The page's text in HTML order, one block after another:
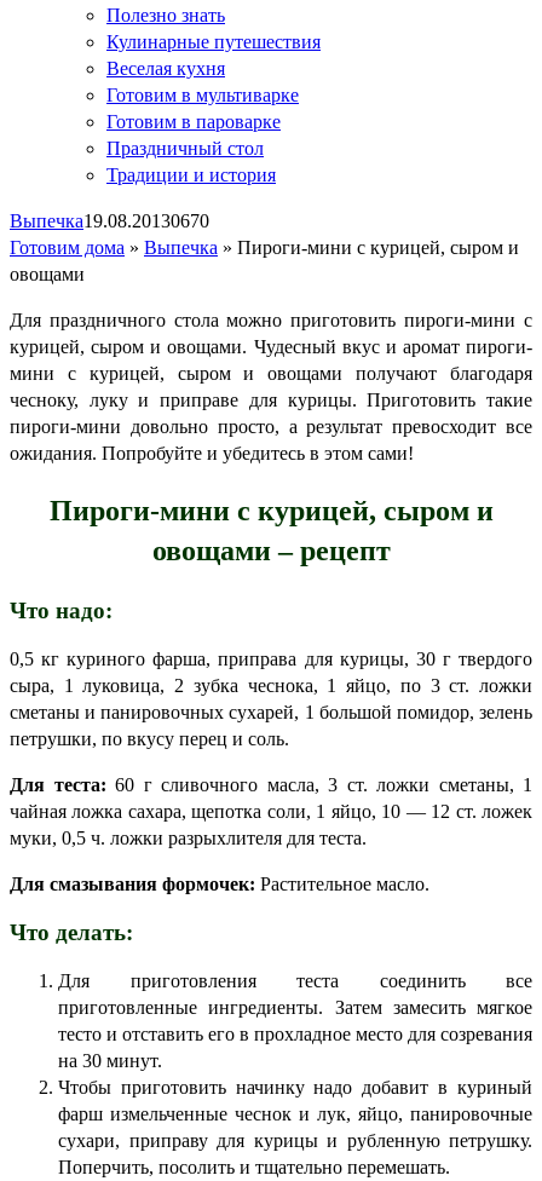
Полезно знать
Кулинарные путешествия
Веселая кухня
Готовим в мультиварке
Готовим в пароварке
Праздничный стол
Традиции и история
Выпечка19.08.20130670
Готовим дома » Выпечка » Пироги-мини с курицей, сыром и
овощами
Для праздничного стола можно приготовить пироги-мини с
курицей, сыром и овощами. Чудесный вкус и аромат пироги-
мини с курицей, сыром и овощами получают благодаря
чесноку, луку и приправе для курицы. Приготовить такие
пироги-мини довольно просто, а результат превосходит все
ожидания. Попробуйте и убедитесь в этом сами!
Пироги-мини с курицей, сыром и
овощами – рецепт
Что надо:
0,5 кг куриного фарша, приправа для курицы, 30 г твердого
сыра, 1 луковица, 2 зубка чеснока, 1 яйцо, по 3 ст. ложки
сметаны и панировочных сухарей, 1 большой помидор, зелень
петрушки, по вкусу перец и соль.
Для теста: 60 г сливочного масла, 3 ст. ложки сметаны, 1
чайная ложка сахара, щепотка соли, 1 яйцо, 10 — 12 ст. ложек
муки, 0,5 ч. ложки разрыхлителя для теста.
Для смазывания формочек: Растительное масло.
Что делать:
Для приготовления теста соединить все
приготовленные ингредиенты. Затем замесить мягкое
тесто и отставить его в прохладное место для созревания
на 30 минут.
Чтобы приготовить начинку надо добавит в куриный
фарш измельченные чеснок и лук, яйцо, панировочные
сухари, приправу для курицы и рубленную петрушку.
Поперчить, посолить и тщательно перемешать.